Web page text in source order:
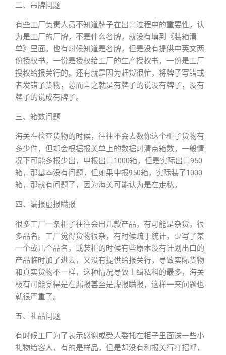
二、吊牌问题
有些工厂负责人员不知道牌子在出口过程中的重要性，认
为是工厂的厂牌，不是什么名牌，就没有填到《装箱清
单》里面。也有时候知道是名牌，但是没有提供中英文两
份授权书，一份是授权给工厂的生产授权书，一份是工厂
授权给报关行的。还有就是因为赶货很忙，将牌子写错或
者发错了货物，总而言之就是有牌子的说没有牌子，没有
牌子的说成有牌子。
三、箱数问题
海关在检查货物的时候，往往不会去数你这个柜子货物有
多少件，但却会根据报关单上的数据时清点箱数。一般情
况下可能多报少出，申报出口1000箱，但是实际出口950
箱，那基本没有问题，但如果申报950箱，实际装了1000
箱，那就有问题了，因为海关可能认为是在走私。
四、漏报虚报瞒报
很多工厂一条柜子往往会出几款产品，有可能是杂货，很
多品名。工厂觉得货物很杂，有时候疏于统计，少写了某
一个或几个品名，或装柜的时候有些原本没有计划出口的
产品临时加了进去，又没有提供给报关行，导致实际货物
和真实货物不一样，这种情况导致上缉私科的最多，海关
极有可能觉得是在漏报甚至是虚报瞒报，这样一来问题也
就很严重了。
五、礼品问题
有时候工厂为了表示感谢或受人委托在柜子里面送一些小
礼物给客人，有的是样品，但是却没有和报关行打招呼，